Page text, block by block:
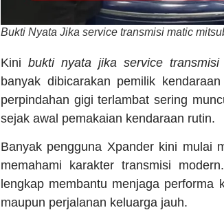
Bukti Nyata Jika service transmisi matic
Kinibukti nyata jika service
banyak dibicarakan pemilik
perpindahan gigi terlambat sering
sejak awal pemakaian kendaraan rutin.
Banyak pengguna Xpander kini mulai
memahami karakter transmisi
lengkap membantu menjaga performa
maupun perjalanan keluarga jauh.